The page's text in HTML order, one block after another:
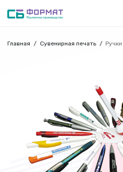
Главная Сувенирная печать Ручки